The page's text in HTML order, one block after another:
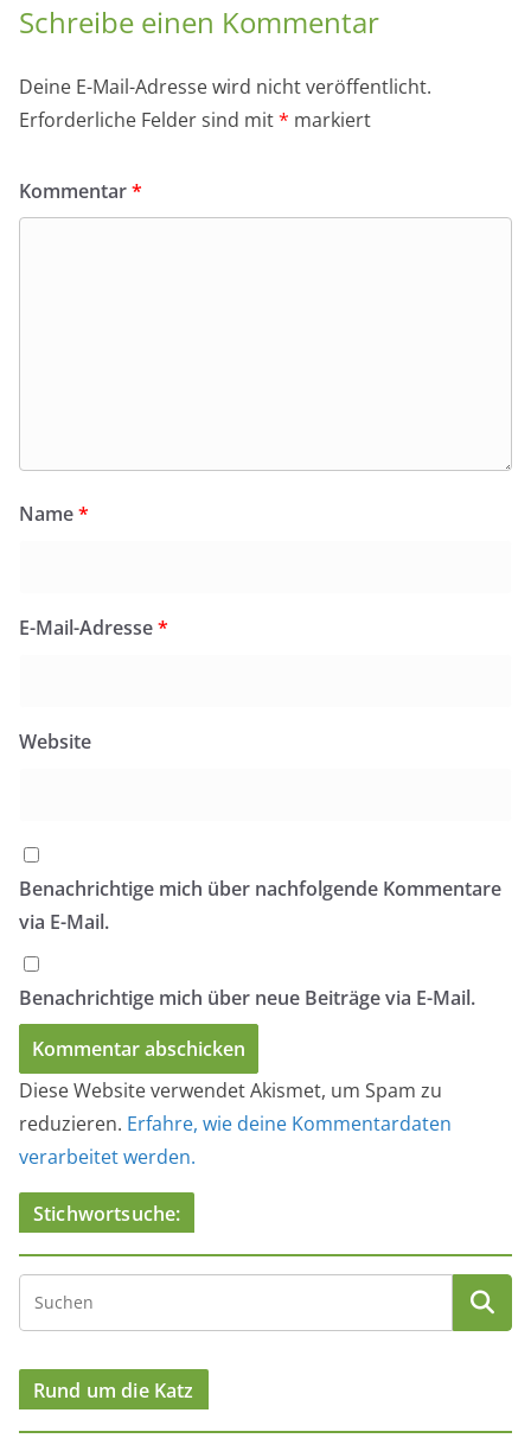
Schreibe einen Kommentar
Deine E-Mail-Adresse wird nicht veröffentlicht.
Erforderliche Felder sind mit* markiert
Kommentar*
Name*
E-Mail-Adresse*
Website
Benachrichtige mich über nachfolgende Kommentare
via E-Mail.
Benachrichtige mich über neue Beiträge via E-Mail.
Diese Website verwendet Akismet, um Spam zu
reduzieren. Erfahre, wie deine Kommentardaten
verarbeitet werden.
Stichwortsuche:
Rund um die Katz